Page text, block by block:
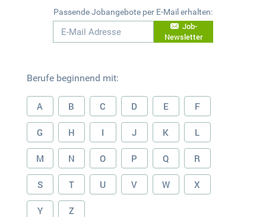
Passende Jobangebote per E-Mail erhalten:
Job-
Newsletter
Berufe beginnend mit:
A B C D E F
G H I J K L
M N O P Q R
S T U V W X
Y Z